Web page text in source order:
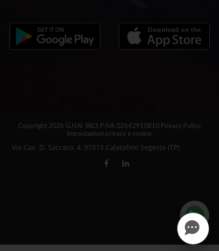
Copyright 2026 G.H.N. SRLS P.IVA 02642910810 Privacy Policy.
Impostazioni privacy e cookie.
Via Cav. D. Saccaro, 4, 91013 Calatafimi Segesta (TP)